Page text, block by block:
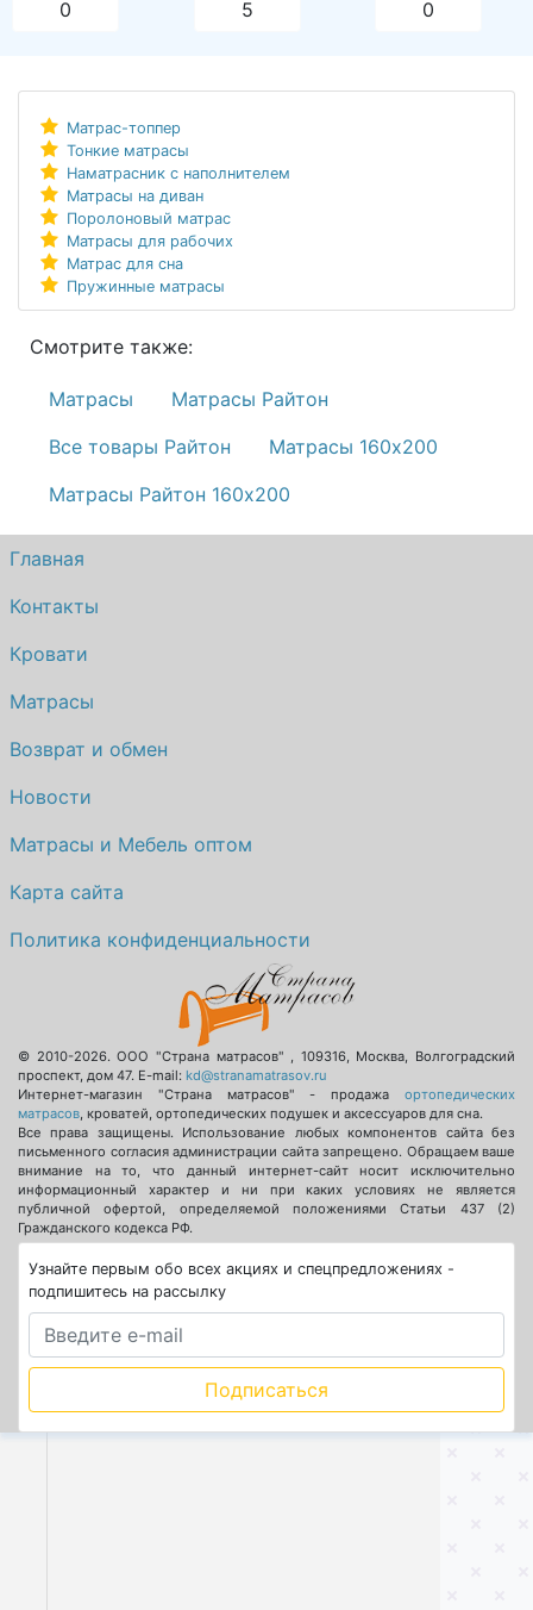
0
5
0
Матрас-топпер
Тонкие матрасы
Наматрасник с наполнителем
Матрасы на диван
Поролоновый матрас
Матрасы для рабочих
Матрас для сна
Пружинные матрасы
Смотрите также:
Матрасы
Матрасы Райтон
Все товары Райтон
Матрасы 160х200
Матрасы Райтон 160х200
Главная
Контакты
Кровати
Матрасы
Возврат и обмен
Новости
Матрасы и Мебель оптом
Карта сайта
Политика конфиденциальности
© 2010-2026.ООО "Страна матрасов" , 109316, Москва, Волгоградский
проспект, дом 47. E-mail: kd@stranamatrasov.ru
Интернет-магазин "Страна матрасов" - продажа ортопедических
матрасов, кроватей, ортопедических подушек и аксессуаров для сна.
Все права защищены. Использование любых компонентов сайта без
письменного согласия администрации сайта запрещено. Обращаем ваше
внимание на то, что данный интернет-сайт носит исключительно
информационный характер и ни при каких условиях не является
публичной офертой, определяемой положениями Статьи 437 (2)
Гражданского кодекса РФ.
Узнайте первым обо всех акциях и спецпредложениях -
подпишитесь на рассылку